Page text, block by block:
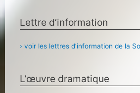
Lettre d’information
› voir les lettres d’information de la
L’œuvre dramatique